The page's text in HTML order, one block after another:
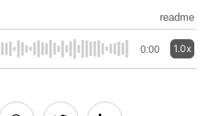
readme
0:00 1.0x